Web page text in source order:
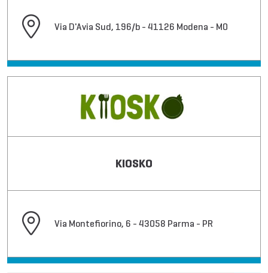
Via D'Avia Sud, 196/b - 41126 Modena - MO
KIOSKO
Via Montefiorino, 6 - 43058 Parma - PR